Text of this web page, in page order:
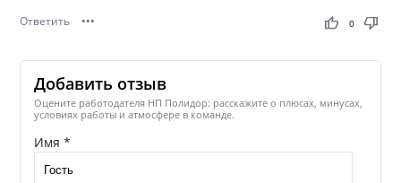
Ответить ••• thumb_up thumb_down
0
Добавить отзыв
Оцените работодателя НП Полидор: расскажите о плюсах, минусах,
условиях работы и атмосфере в команде.
Имя *